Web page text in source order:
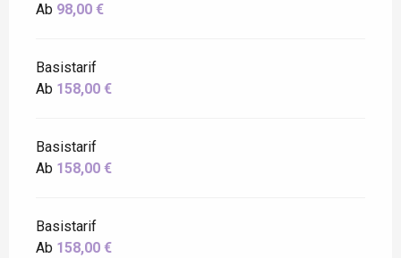
Ab 98,00 €
Basistarif
Ab 158,00 €
Basistarif
Ab 158,00 €
Basistarif
Ab 158,00 €